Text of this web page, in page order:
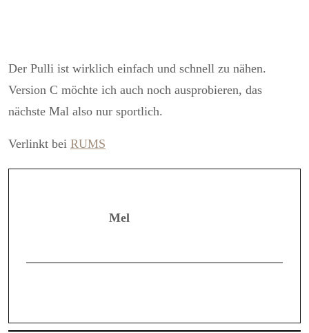
Der Pulli ist wirklich einfach und schnell zu nähen.
Version C möchte ich auch noch ausprobieren, das
nächste Mal also nur sportlich.
Verlinkt bei RUMS
Mel